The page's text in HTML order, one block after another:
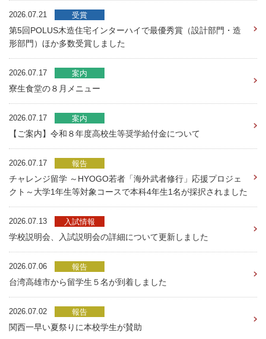
2026.07.21 受賞
第5回POLUS木造住宅インターハイで最優秀賞（設計部門・造
形部門）ほか多数受賞しました
2026.07.17 案内
寮生食堂の８月メニュー
2026.07.17 案内
【ご案内】令和８年度高校生等奨学給付金について
2026.07.17 報告
チャレンジ留学 ～HYOGO若者「海外武者修行」応援プロジェ
クト～大学1年生等対象コースで本科4年生1名が採択されました
2026.07.13 入試情報
学校説明会、入試説明会の詳細について更新しました
2026.07.06 報告
台湾高雄市から留学生５名が到着しました
2026.07.02 報告
関西一早い夏祭りに本校学生が賛助